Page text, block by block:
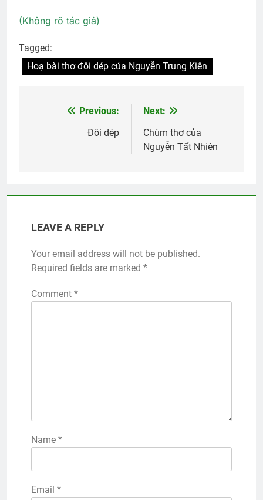
(Không rõ tác giả)
Tagged:
Hoạ bài thơ đôi dép của Nguyễn Trung Kiên
navigation
Previous:
Đôi dép
Next:
Chùm thơ của
Nguyễn Tất Nhiên
LEAVE A REPLY
Your email address will not be published.
Required fields are marked *
Comment *
Name *
Email *